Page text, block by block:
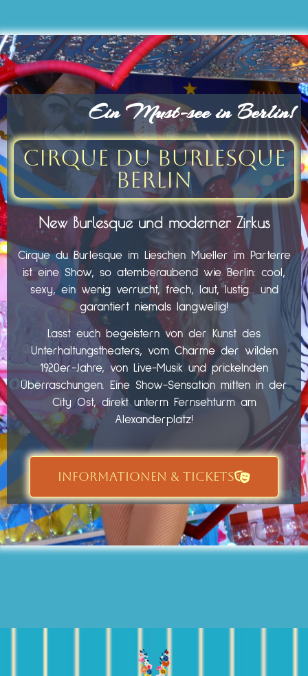
Ein Must-see in Berlin!
Cirque du Burlesque
Berlin
New Burlesque und moderner Zirkus
Cirque du Burlesque im Lieschen Mueller im Parterre
ist eine Show, so atemberaubend wie Berlin: cool,
sexy, ein wenig verrucht, frech, laut, lustig… und
garantiert niemals langweilig!
Lasst euch begeistern von der Kunst des
Unterhaltungstheaters, vom Charme der wilden
1920er-Jahre, von Live-Musik und prickelnden
Überraschungen. Eine Show-Sensation mitten in der
City Ost, direkt unterm Fernsehturm am
Alexanderplatz!
INFORMATIONEN & TICKETS